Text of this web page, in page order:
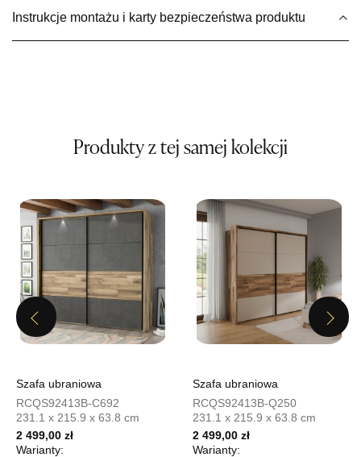
Nr tel.606350240
Adres e-mail:salon@mebleexpo.com.pl
Salon meblowy
UL.PIONIERÓW 44
66-600 KROSNO ODRZAŃSKIE
Nr tel.
Adres e-mail:meblostyl01@op.pl
Godziny otwarcia
Pn-Pt: 09:00-17:00, Sb: 09:00-14:00
629,00 zł
Salon meblowy
Instrukcje montażu i karty bezpieczeństwa produktu
Produkty z tej samej kolekcji
Previous
Szafa ubraniowa
RCQS92413B-C692
231.1 x 215.9 x 63.8 cm
2 499,00 zł
Warianty:
Szafa ubraniowa
RCQS92413B-Q250
231.1 x 215.9 x 63.8 cm
2 499,00 zł
Warianty:
Next